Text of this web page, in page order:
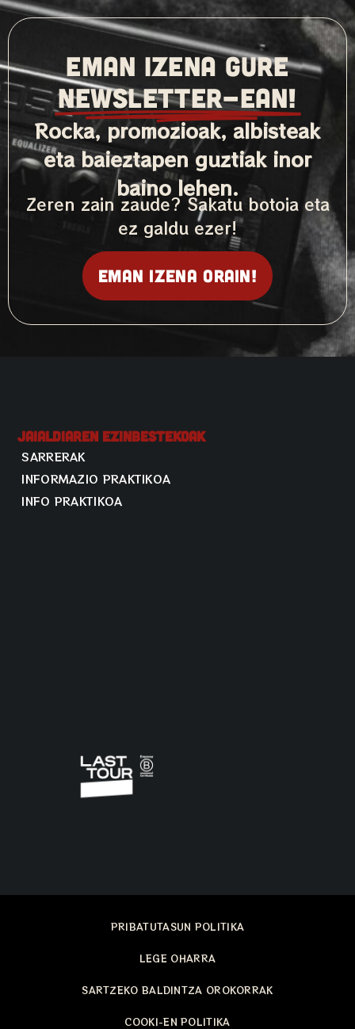
EMAN IZENA GURE
NEWSLETTER-ean!
Rocka, promozioak, albisteak
eta baieztapen guztiak inor
baino lehen.
Zeren zain zaude? Sakatu botoia eta
ez galdu ezer!
Eman izena orain!
Jaialdiaren Ezinbestekoak
SARRERAK
INFORMAZIO PRAKTIKOA
INFO PRAKTIKOA
PRIBATUTASUN POLITIKA
LEGE OHARRA
SARTZEKO BALDINTZA OROKORRAK
COOKI-EN POLITIKA